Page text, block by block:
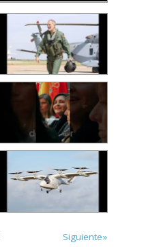
Siguiente»